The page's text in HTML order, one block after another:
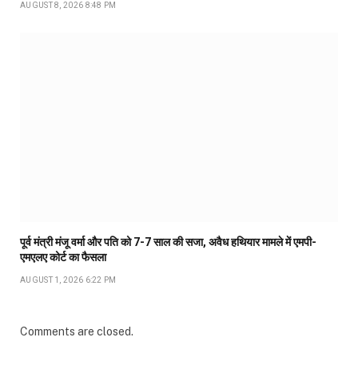
AUGUST 8, 2026 8:48 PM
पूर्व मंत्री मंजू वर्मा और पति को 7-7 साल की सजा, अवैध हथियार मामले में एमपी-
एमएलए कोर्ट का फैसला
AUGUST 1, 2026 6:22 PM
Comments are closed.